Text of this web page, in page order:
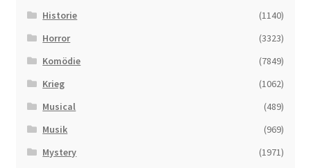
Historie
(1140)
Horror
(3323)
Komödie
(7849)
Krieg
(1062)
Musical
(489)
Musik
(969)
Mystery
(1971)